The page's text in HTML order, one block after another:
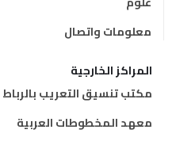
معلومات واتصال
المراكز الخارجية
مكتب تنسيق التعريب بالرباط
معهد المخطوطات العربية